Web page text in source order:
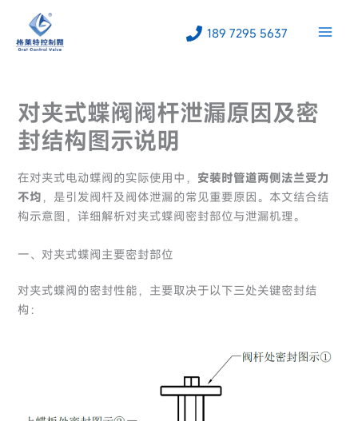
189 7295 5637
对夹式蝶阀阀杆泄漏原因及密
封结构图示说明
在对夹式电动蝶阀的实际使用中， 安装时管道两侧法兰受力
不均 ，是引发阀杆及阀体泄漏的常见重要原因。本文结合结
构示意图，详细解析对夹式蝶阀密封部位与泄漏机理。
一、对夹式蝶阀主要密封部位
对夹式蝶阀的密封性能，主要取决于以下三处关键密封结
构：